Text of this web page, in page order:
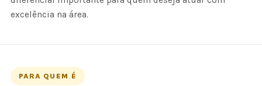
excelência na área.
PARA QUEM É